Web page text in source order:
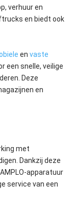
verhuur en
en biedt ook
en vaste
een snelle, veilige
Deze
en
met
Dankzij deze
apparatuur
service van een